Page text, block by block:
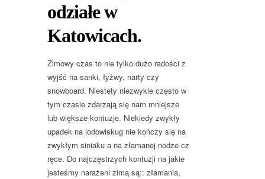
odziałe w
Katowicach.
Zimowy czas to nie tylko dużo radości z
wyjść na sanki, łyżwy, narty czy
snowboard. Niestety niezwykle często w
tym czasie zdarzają się nam mniejsze
lub większe kontuzje. Niekiedy zwykły
upadek na lodowiskug nie kończy się na
zwykłym siniaku a na złamanej nodze cz
ręce. Do najczęstrzych kontuzji na jakie
jesteśmy narażeni zimą są:: złamania,